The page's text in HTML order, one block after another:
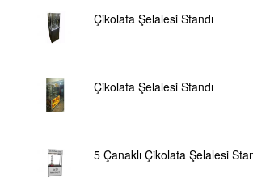
Çikolata Şelalesi Standı
Çikolata Şelalesi Standı
5 Çanaklı Çikolata Şelalesi